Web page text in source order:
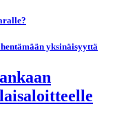
yksinäisyyttä